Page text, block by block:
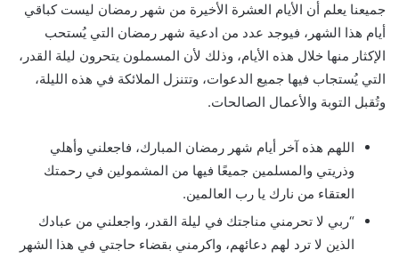
جميعنا يعلم أن الأيام العشرة الأخيرة من شهر رمضان ليست كباقي
أيام هذا الشهر، فيوجد عدد من ادعية شهر رمضان التي يُستحب
الإكثار منها خلال هذه الأيام، وذلك لأن المسملون يتحرون ليلة القدر،
التي يُستجاب فيها جميع الدعوات، وتتنزل الملائكة في هذه الليلة،
وتُقبل التوبة والأعمال الصالحات.
اللهم هذه آخر أيام شهر رمضان المبارك، فاجعلني وأهلي
وذريتي والمسلمين جميعًا فيها من المشمولين في رحمتك
العتقاء من نارك يا رب العالمين.
“ربي لا تحرمني مناجتك في ليلة القدر، واجعلني من عبادك
الذين لا ترد لهم دعائهم، واكرمني بقضاء حاجتي في هذا الشهر